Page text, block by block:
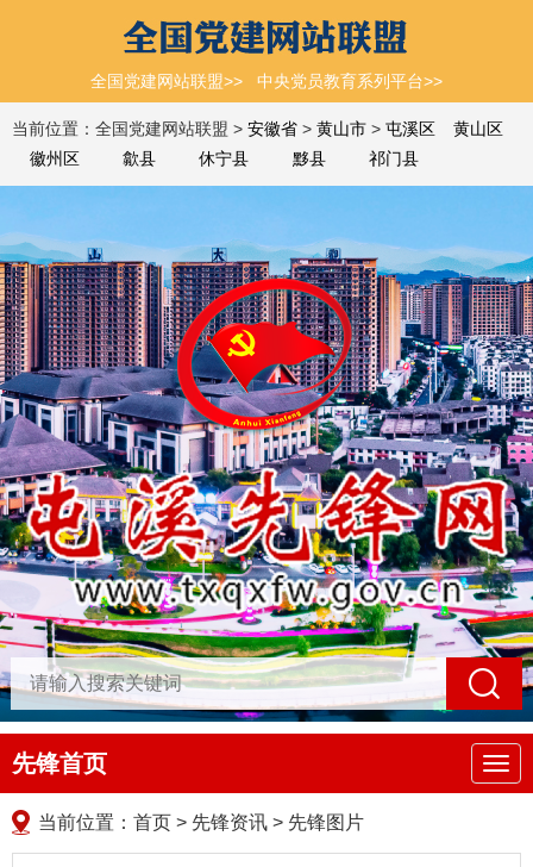
全国党建网站联盟>> 中央党员教育系列平台>>
当前位置：全国党建网站联盟 > 安徽省 > 黄山市 > 屯溪区
黄山区
徽州区
歙县 休宁县 黟县 祁门县
导
航
先锋首页
当前位置： 首页 > 先锋资讯 > 先锋图片